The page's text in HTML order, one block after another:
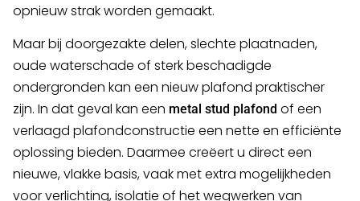
opnieuw strak worden gemaakt.
Maar bij doorgezakte delen, slechte plaatnaden,
oude waterschade of sterk beschadigde
ondergronden kan een nieuw plafond praktischer
zijn. In dat geval kan een metal stud plafond of een
verlaagd plafondconstructie een nette en efficiënte
oplossing bieden. Daarmee creëert u direct een
nieuwe, vlakke basis, vaak met extra mogelijkheden
voor verlichting, isolatie of het wegwerken van